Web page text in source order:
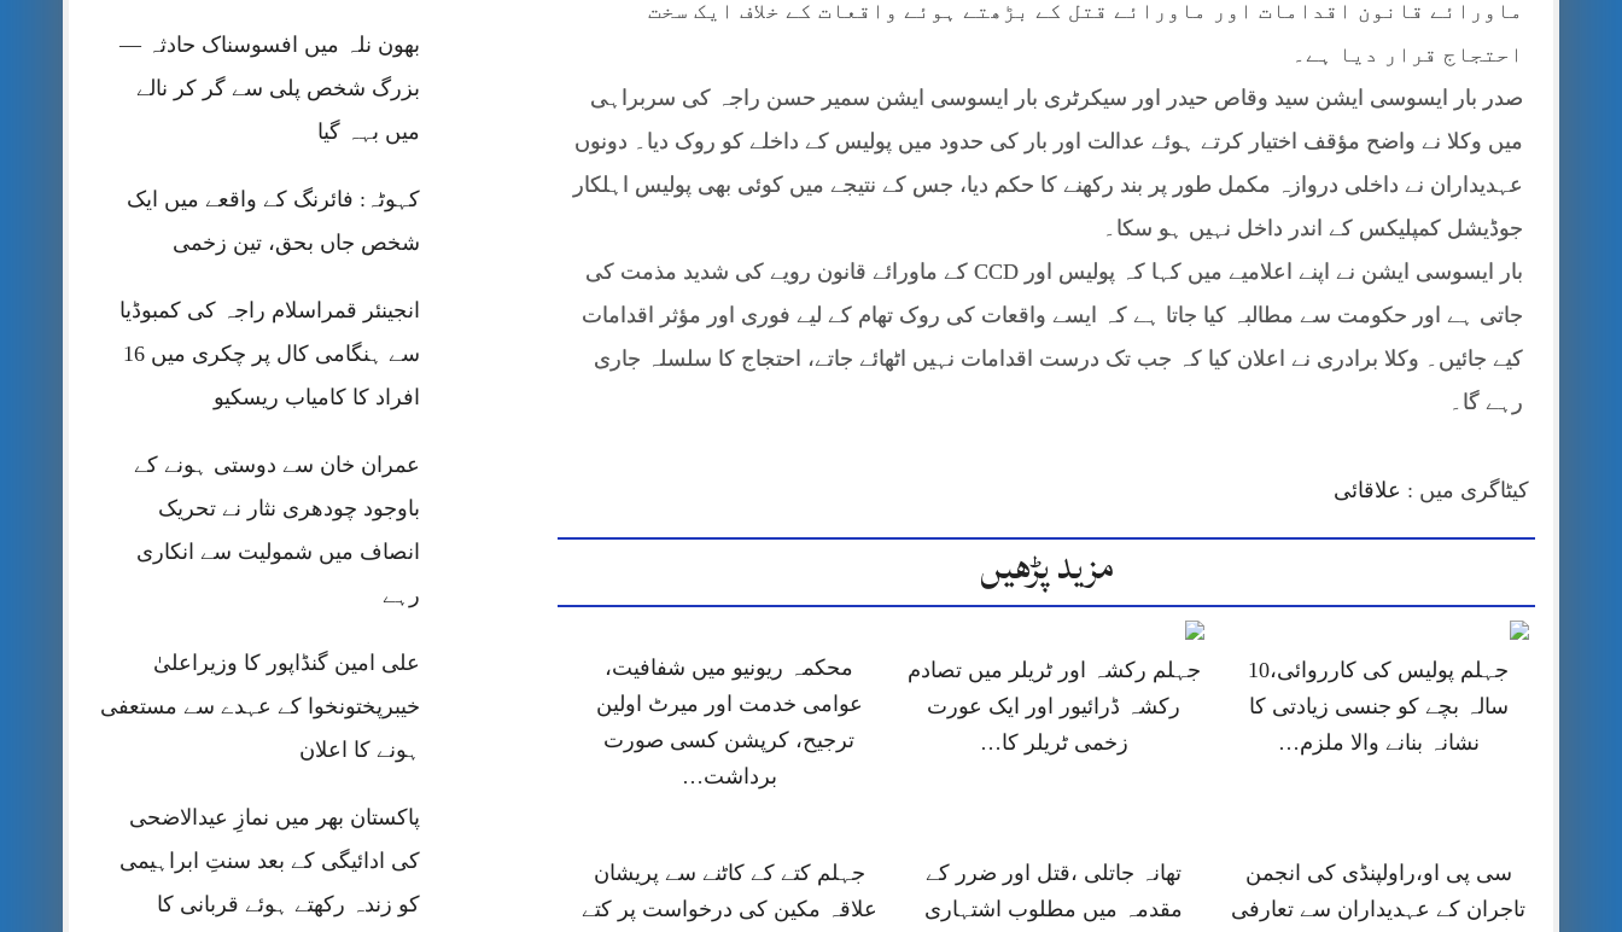
بھون نلہ میں افسوسناک حادثہ —
بزرگ شخص پلی سے گر کر نالے
میں بہہ گیا
کہوٹہ: فائرنگ کے واقعے میں ایک
شخص جاں بحق، تین زخمی
انجینئر قمراسلام راجہ کی کمبوڈیا
سے ہنگامی کال پر چکری میں 16
افراد کا کامیاب ریسکیو
عمران خان سے دوستی ہونے کے
باوجود چودھری نثار نے تحریک
انصاف میں شمولیت سے انکاری
رہے
علی امین گنڈاپور کا وزیراعلیٰ
خیبرپختونخوا کے عہدے سے مستعفی
ہونے کا اعلان
پاکستان بھر میں نمازِ عیدالاضحی
کی ادائیگی کے بعد سنتِ ابراہیمی
کو زندہ رکھتے ہوئے قربانی کا
ماورائے قانون اقدامات اور ماورائے قتل کے بڑھتے ہوئے واقعات کے خلاف ایک سخت
احتجاج قرار دیا ہے۔
صدر بار ایسوسی ایشن سید وقاص حیدر اور سیکرٹری بار ایسوسی ایشن سمیر حسن راجہ کی سربراہی
میں وکلا نے واضح مؤقف اختیار کرتے ہوئے عدالت اور بار کی حدود میں پولیس کے داخلے کو روک دیا۔ دونوں
عہدیداران نے داخلی دروازہ مکمل طور پر بند رکھنے کا حکم دیا، جس کے نتیجے میں کوئی بھی پولیس اہلکار
جوڈیشل کمپلیکس کے اندر داخل نہیں ہو سکا۔
بار ایسوسی ایشن نے اپنے اعلامیے میں کہا کہ پولیس اور CCD کے ماورائے قانون رویے کی شدید مذمت کی
جاتی ہے اور حکومت سے مطالبہ کیا جاتا ہے کہ ایسے واقعات کی روک تھام کے لیے فوری اور مؤثر اقدامات
کیے جائیں۔ وکلا برادری نے اعلان کیا کہ جب تک درست اقدامات نہیں اٹھائے جاتے، احتجاج کا سلسلہ جاری
رہے گا۔
کیٹاگری میں : علاقائی
مزید پڑھیں
جہلم پولیس کی کارروائی،10
سالہ بچے کو جنسی زیادتی کا
نشانہ بنانے والا ملزم…
جہلم رکشہ اور ٹریلر میں تصادم
رکشہ ڈرائیور اور ایک عورت
زخمی ٹریلر کا…
محکمہ ریونیو میں شفافیت،
عوامی خدمت اور میرٹ اولین
ترجیح، کرپشن کسی صورت
برداشت…
سی پی او،راولپنڈی کی انجمن
تاجران کے عہدیداران سے تعارفی
تھانہ جاتلی ،قتل اور ضرر کے
مقدمہ میں مطلوب اشتہاری
جہلم کتے کے کاٹنے سے پریشان
علاقہ مکین کی درخواست پر کتے